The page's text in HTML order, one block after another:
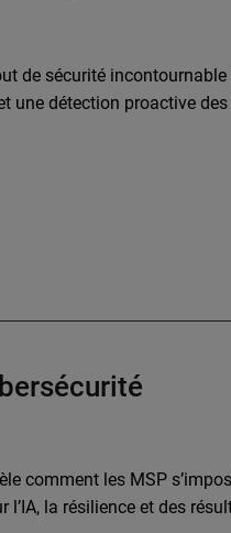
de sécurité
une détection proactive
comment les MSP
la résilience et des